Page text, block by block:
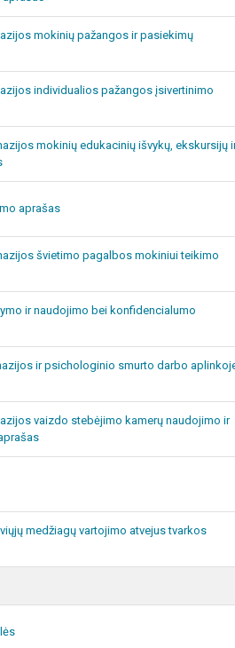
mokinių pažangos ir pasiekimų
individualios pažangos įsivertinimo
mokinių edukacinių išvykų, ekskursijų
aprašas
švietimo pagalbos mokiniui teikimo
ir naudojimo bei konfidencialumo
ir psichologinio smurto darbo
vaizdo stebėjimo kamerų naudojimo ir
medžiagų vartojimo atvejus tvarkos